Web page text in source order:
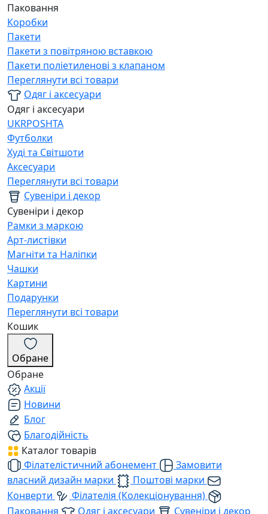
Паковання
Коробки
Пакети
Пакети з повітряною вставкою
Пакети поліетиленові з клапаном
Переглянути всі товари
Одяг і аксесуари
Одяг і аксесуари
UKRPOSHTA
Футболки
Худі та Світшоти
Аксесуари
Переглянути всі товари
Сувеніри і декор
Сувеніри і декор
Рамки з маркою
Арт-листівки
Магніти та Наліпки
Чашки
Картини
Подарунки
Переглянути всі товари
Кошик
Обране
Обране
Акції
Новини
Блог
Благодійність
Каталог товарів
Філателістичний абонемент
Замовити
власний дизайн марки
Поштові марки
Конверти
Філателія (Колекціонування)
Паковання
Одяг і аксесуари
Сувеніри і декор